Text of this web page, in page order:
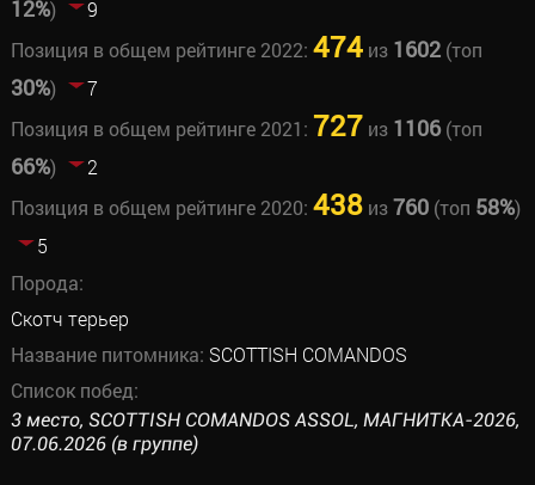
12%)
9
Позиция в общем рейтинге 2022: 474из 1602(топ
30%)
7
Позиция в общем рейтинге 2021: 727 из 1106(топ
66%)
2
Позиция в общем рейтинге 2020: 438из760(топ 58%)
5
Порода:
Скотч терьер
Название питомника: SCOTTISH COMANDOS
Список побед:
3 место, SCOTTISH COMANDOS ASSOL, МАГНИТКА-2026,
07.06.2026 (в группе)